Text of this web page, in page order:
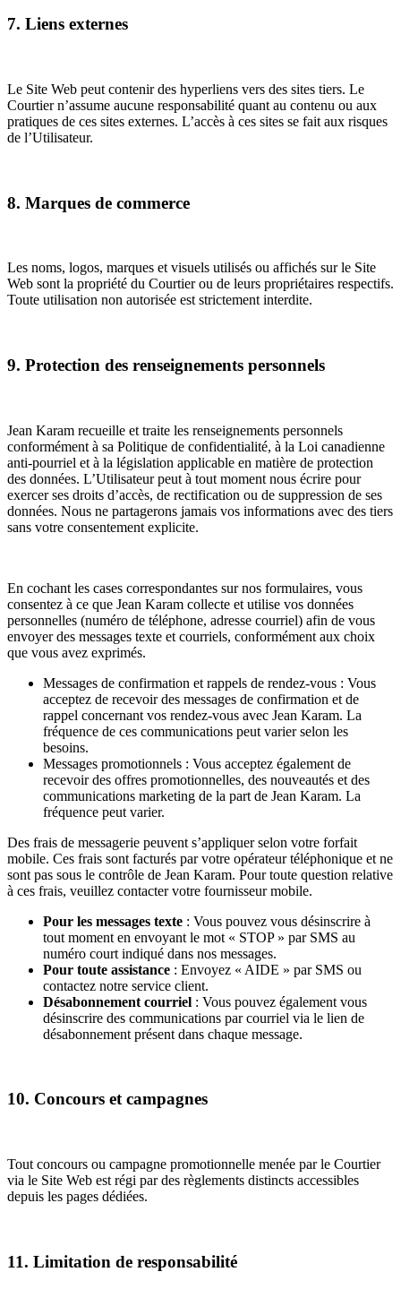
7. Liens externes
Le Site Web peut contenir des hyperliens vers des sites tiers. Le
Courtier n’assume aucune responsabilité quant au contenu ou aux
pratiques de ces sites externes. L’accès à ces sites se fait aux risques
de l’Utilisateur.
8. Marques de commerce
Les noms, logos, marques et visuels utilisés ou affichés sur le Site
Web sont la propriété du Courtier ou de leurs propriétaires respectifs.
Toute utilisation non autorisée est strictement interdite.
9. Protection des renseignements personnels
Jean Karam recueille et traite les renseignements personnels
conformément à sa Politique de confidentialité, à la Loi canadienne
anti-pourriel et à la législation applicable en matière de protection
des données. L’Utilisateur peut à tout moment nous écrire pour
exercer ses droits d’accès, de rectification ou de suppression de ses
données. Nous ne partagerons jamais vos informations avec des tiers
sans votre consentement explicite.
En cochant les cases correspondantes sur nos formulaires, vous
consentez à ce que Jean Karam collecte et utilise vos données
personnelles (numéro de téléphone, adresse courriel) afin de vous
envoyer des messages texte et courriels, conformément aux choix
que vous avez exprimés.
Messages de confirmation et rappels de rendez-vous : Vous
acceptez de recevoir des messages de confirmation et de
rappel concernant vos rendez-vous avec Jean Karam. La
fréquence de ces communications peut varier selon les
besoins.
Messages promotionnels : Vous acceptez également de
recevoir des offres promotionnelles, des nouveautés et des
communications marketing de la part de Jean Karam. La
fréquence peut varier.
Des frais de messagerie peuvent s’appliquer selon votre forfait
mobile. Ces frais sont facturés par votre opérateur téléphonique et ne
sont pas sous le contrôle de Jean Karam. Pour toute question relative
à ces frais, veuillez contacter votre fournisseur mobile.
Pour les messages texte : Vous pouvez vous désinscrire à
tout moment en envoyant le mot « STOP » par SMS au
numéro court indiqué dans nos messages.
Pour toute assistance : Envoyez « AIDE » par SMS ou
contactez notre service client.
Désabonnement courriel : Vous pouvez également vous
désinscrire des communications par courriel via le lien de
désabonnement présent dans chaque message.
10. Concours et campagnes
Tout concours ou campagne promotionnelle menée par le Courtier
via le Site Web est régi par des règlements distincts accessibles
depuis les pages dédiées.
11. Limitation de responsabilité